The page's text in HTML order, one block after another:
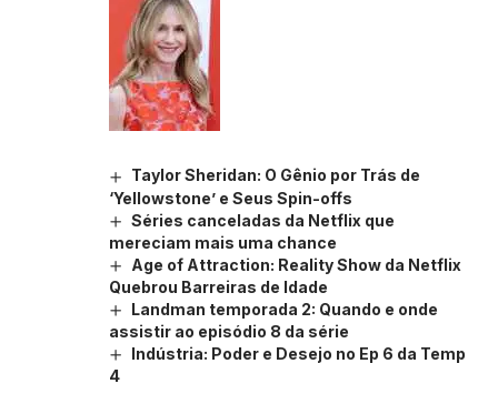
Taylor Sheridan: O Gênio por Trás de
‘Yellowstone’ e Seus Spin-offs
Séries canceladas da Netflix que
mereciam mais uma chance
Age of Attraction: Reality Show da Netflix
Quebrou Barreiras de Idade
Landman temporada 2: Quando e onde
assistir ao episódio 8 da série
Indústria: Poder e Desejo no Ep 6 da Temp
4